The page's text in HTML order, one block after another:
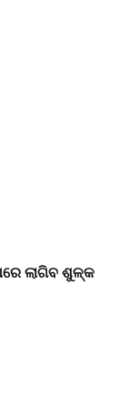
ଲାଗିବ ଶୁଳ୍କ